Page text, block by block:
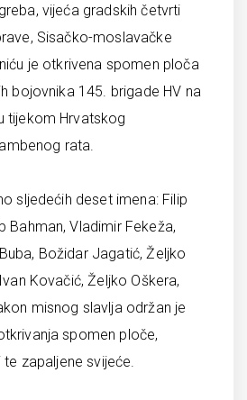
vijeća gradskih četvrti
Sisačko-moslavačke
je otkrivena spomen ploča
bojovnika 145. brigade HV na
tijekom Hrvatskog
rata.
sljedećih deset imena: Filip
Bahman, Vladimir Fekeža,
Božidar Jagatić, Željko
Kovačić, Željko Oškera,
misnog slavlja održan je
spomen ploče,
zapaljene svijeće.